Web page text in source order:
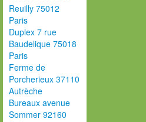
Reuilly 75012
Paris
Duplex 7 rue
Baudelique 75018
Paris
Ferme de
Porcherieux 37110
Autrèche
Bureaux avenue
Sommer 92160